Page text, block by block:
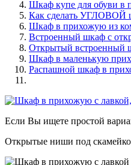
Шкаф купе для обуви в
Как сделать УГЛОВОЙ
Шкаф в прихожую из
Встроенный шкаф с
Открытый встроенный
Шкаф в маленькую
Распашной шкаф в
Если Вы ищете простой
Открытые ниши под